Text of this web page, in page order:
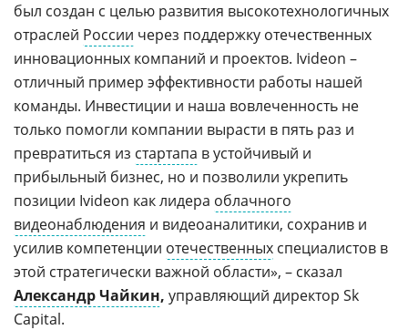
был создан с целью развития высокотехнологичных
отраслей России через поддержку отечественных
инновационных компаний и проектов. Ivideon –
отличный пример эффективности работы нашей
команды. Инвестиции и наша вовлеченность не
только помогли компании вырасти в пять раз и
превратиться из стартапа в устойчивый и
прибыльный бизнес, но и позволили укрепить
позиции Ivideon как лидера облачного
видеонаблюдения и видеоаналитики, сохранив и
усилив компетенции отечественных специалистов в
этой стратегически важной области», – сказал
Александр Чайкин, управляющий директор Sk
Capital.